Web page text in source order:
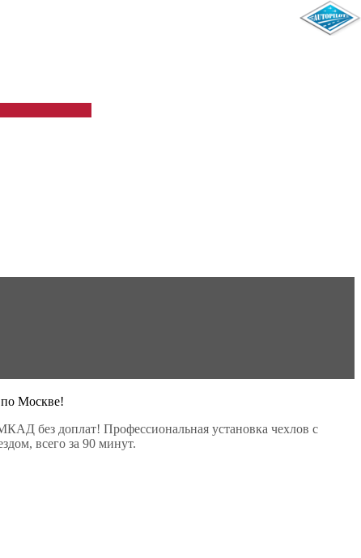
Москве!
без доплат! Профессиональная установка чехлов с
всего за 90 минут.